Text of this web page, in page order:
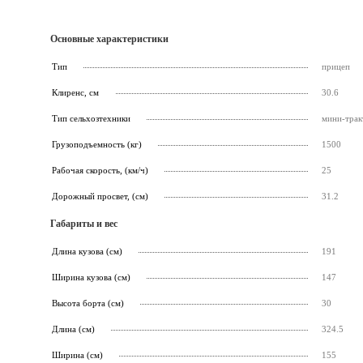
Основные характеристики
Тип прицеп
Клиренс, см 30.6
Тип сельхозтехники мини-
Грузоподъемность (кг) 1500
Рабочая скорость, (км/ч) 25
Дорожный просвет, (см) 31.2
Габариты и вес
Длина кузова (см) 191
Ширина кузова (см) 147
Высота борта (см) 30
Длина (см) 324.5
Ширина (см) 155